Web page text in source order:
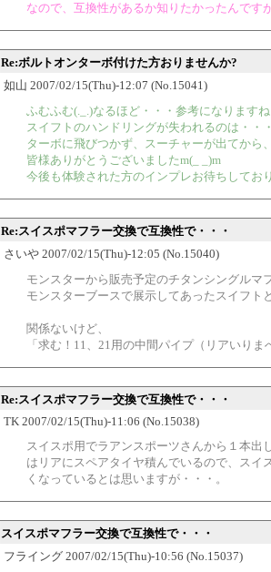
なので、互換性があるか知りたかったんです
Re:ボルトオンターボ付けた方おりませんか?
如山 2007/02/15(Thu)-12:07 (No.15041)
ふむふむ(._.)なるほど・・・参考になります
スイフトのハンドリングが失われるのは・・
ターボに飛びつかず、スーチャーが出てから
皆様ありがとうございましたm(_ _)m
今後も体験された方のインプレお待ちしてお
Re:スイスポマフラー交換で互換性で・・・
さいや 2007/02/15(Thu)-12:05 (No.15040)
モンスターから販売予定のチタンシングルマ
モンスターブースで展示してあったスイフト
関係ないけど、
「求む！11、21用の中間パイプ（リアいりま
Re:スイスポマフラー交換で互換性で・・・
TK 2007/02/15(Thu)-11:06 (No.15038)
スイスポ用でラアンスポーツさんから１本出
はリアにスペアタイヤ積んでいるので、スイ
くなっているとは思いますが・・・。
スイスポマフラー交換で互換性で・・・
フライング 2007/02/15(Thu)-10:56 (No.15037)